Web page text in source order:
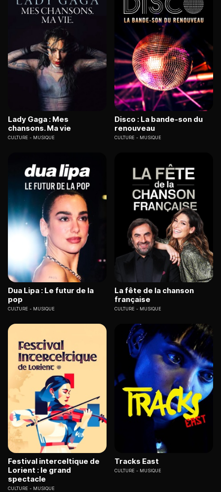
Lady Gaga : Mes
chansons. Ma vie
CULTURE MUSIQUE
Disco : La bande-son du
renouveau
CULTURE MUSIQUE
Dua Lipa : Le futur de la
pop
CULTURE MUSIQUE
La fête de la chanson
française
CULTURE MUSIQUE
Festival interceltique de
Lorient : le grand
spectacle
CULTURE MUSIQUE
Tracks East
CULTURE MUSIQUE